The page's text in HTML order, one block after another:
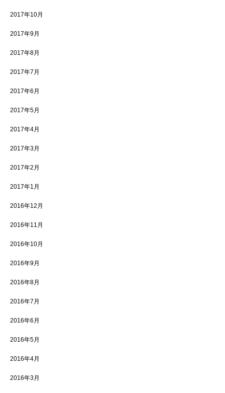
2017年10月
2017年9月
2017年8月
2017年7月
2017年6月
2017年5月
2017年4月
2017年3月
2017年2月
2017年1月
2016年12月
2016年11月
2016年10月
2016年9月
2016年8月
2016年7月
2016年6月
2016年5月
2016年4月
2016年3月